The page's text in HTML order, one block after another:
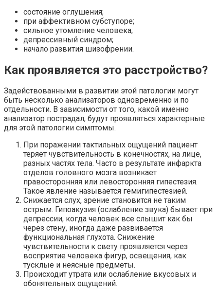
состояние оглушения;
при аффективном субступоре;
сильное утомление человека;
депрессивный синдром;
начало развития шизофрении.
Как проявляется это расстройство?
Задействованными в развитии этой патологии могут
быть несколько анализаторов одновременно и по
отдельности. В зависимости от того, какой именно
анализатор пострадал, будут проявляться характерные
для этой патологии симптомы.
При поражении тактильных ощущений пациент
теряет чувствительность в конечностях, на лице,
разных частях тела. Часто в результате инфаркта
отделов головного мозга возникает
правосторонняя или левосторонняя гипестезия.
Такое явление называется гемигипестезией.
Снижается слух, зрение становится не таким
острым. Гипоакузия (ослабление звука) бывает при
депрессии, когда человек все слышит как бы
через стену, иногда даже развивается
функциональная глухота. Снижение
чувствительности к свету проявляется через
восприятие человека фигур, освещения, как
тусклые и неясные предметы.
Происходит утрата или ослабление вкусовых и
обонятельных ощущений.